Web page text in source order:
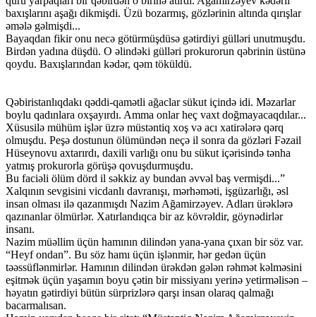
baxışlarını aşağı dikmişdi. Üzü bozarmış, gözlərinin altında qırışlar
əmələ gəlmişdi...
Bayaqdan fikir onu necə götürmüşdüsə gətirdiyi gülləri unutmuşdu.
Birdən yadına düşdü. O əlindəki gülləri prokurorun qəbrinin üstünə
qoydu. Baxışlarından kədər, qəm töküldü.
Qəbiristanlıqdakı qəddi-qamətli ağaclar sükut içində idi. Məzarlar
boylu qadınlara oxşayırdı. Amma onlar heç vaxt doğmayacaqdılar...
Xüsusilə mühüm işlər üzrə müstəntiq xoş və acı xatirələrə qərq
olmuşdu. Peşə dostunun ölümündən neçə il sonra da gözləri Fəzail
Hüseynovu axtarırdı, daxili varlığı onu bu sükut içərisində tənha
yatmış prokurorla görüşə qovuşdurmuşdu.
Bu faciəli ölüm dörd il səkkiz ay bundan əvvəl baş vermişdi...”
Xalqının sevgisini vicdanlı davranışı, mərhəməti, işgüzarlığı, əsl
insan olması ilə qazanmışdı Nazim Ağamirzəyev. Adları ürəklərə
qazınanlar ölmürlər. Xatırlandıqca bir az kövrəldir, göynədirlər
insanı.
Nazim müəllim üçün hamının dilindən yana-yana çıxan bir söz var.
“Heyf ondan”. Bu söz hamı üçün işlənmir, hər gedən üçün
təəssüflənmirlər. Hamının dilindən ürəkdən gələn rəhmət kəlməsini
eşitmək üçün yaşamın boyu çətin bir missiyanı yerinə yetirməlisən –
həyatın gətirdiyi bütün sürprizlərə qarşı insan olaraq qalmağı
bacarmalısan.